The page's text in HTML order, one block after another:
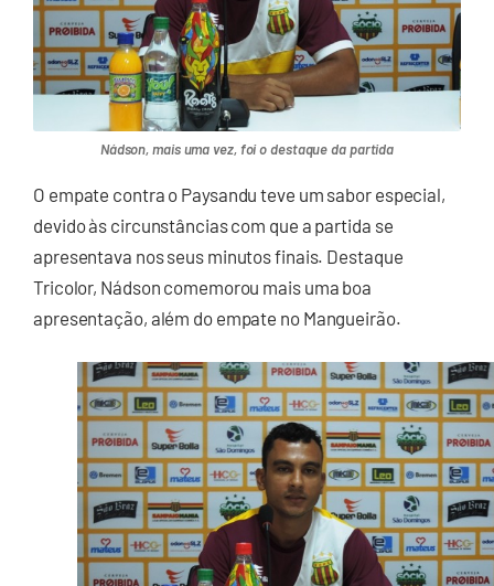
Nádson, mais uma vez, foi o destaque da partida
O empate contra o Paysandu teve um sabor especial,
devido às circunstâncias com que a partida se
apresentava nos seus minutos finais. Destaque
Tricolor, Nádson comemorou mais uma boa
apresentação, além do empate no Mangueirão.